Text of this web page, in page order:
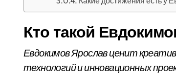
Кто такой
Евдокимов Ярослав ценит
технологий и инновационных